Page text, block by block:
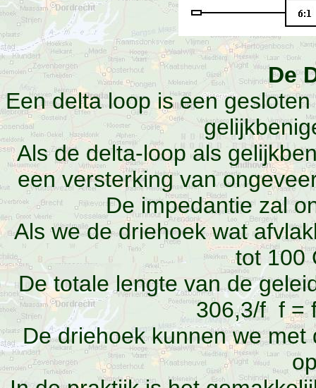
De
Een delta loop is een
Als de delta-loop als
een versterking van
De impedantie zal
Als we de driehoek wat
tot 100
De totale lengte van de
306,3/f f =
De driehoek kunnen we